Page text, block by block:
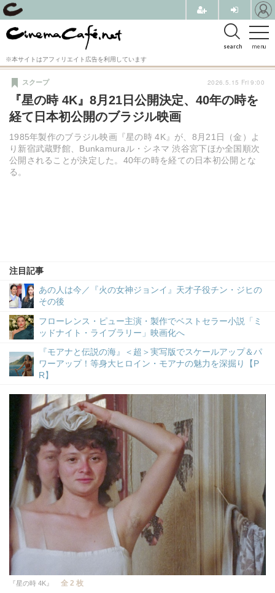
menu
search
※本サイトはアフィリエイト広告を利用しています
『星の時 4K』8月21日公開決定、40年の時を
経て日本初公開のブラジル映画
1985年製作のブラジル映画『星の時 4K』が、8月21日（金）よ
り新宿武蔵野館、Bunkamuraル・シネマ 渋谷宮下ほか全国順次
公開されることが決定した。40年の時を経ての日本初公開とな
る。
スクープ
注目記事
あの人は今／『火の女神ジョンイ』天才子役チン・ジヒの
その後
フローレンス・ピュー主演・製作でベストセラー小説「ミ
ッドナイト・ライブラリー」映画化へ
『モアナと伝説の海』＜超＞実写版でスケールアップ＆パ
ワーアップ！等身大ヒロイン・モアナの魅力を深掘り【P
R】
2026.5.15 Fri 9:00
『星の時 4K』 全 2 枚